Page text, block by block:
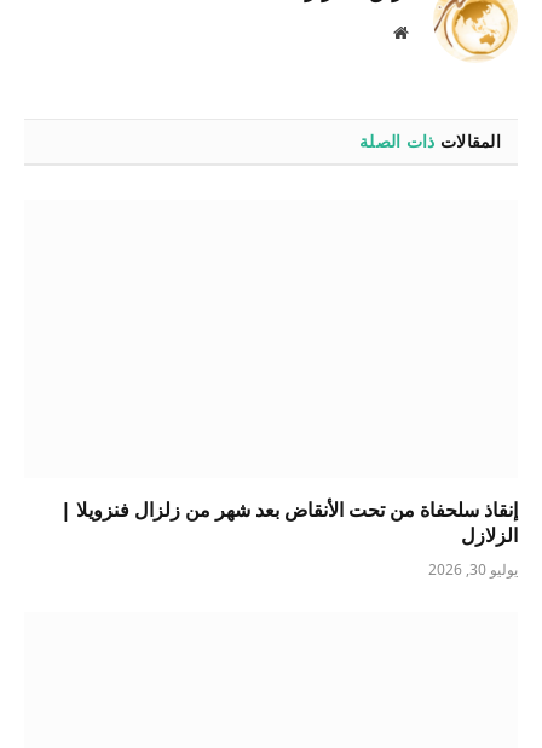
موقع
المقالات ذات الصلة
إنقاذ سلحفاة من تحت الأنقاض بعد شهر من زلزال فنزويلا |
الزلازل
يوليو 30, 2026